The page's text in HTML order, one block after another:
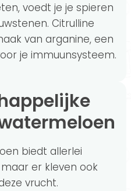
voedt je je spieren
Citrulline
van arganine, een
je immuunsysteem.
biedt allerlei
er kleven ook
vrucht.